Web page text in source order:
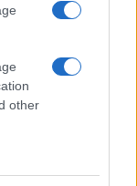
other